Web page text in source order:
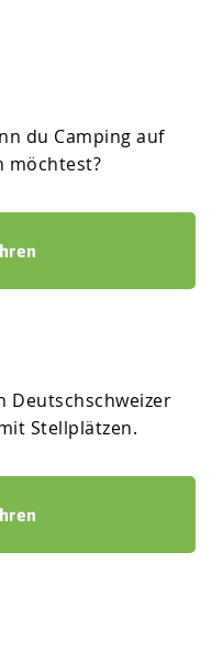
du Camping auf
möchtest?
Deutschschweizer
Stellplätzen.